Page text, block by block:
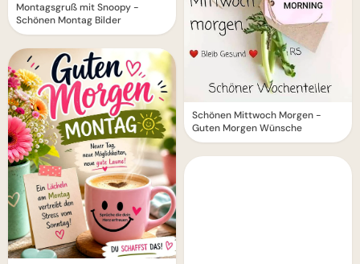
Montagsgruß mit Snoopy -
Schönen Montag Bilder
Schönen Mittwoch Morgen -
Guten Morgen Wünsche